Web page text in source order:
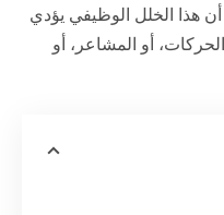
أن هذا الخلل الوظيفي يؤدي
أو المشاعر، أو